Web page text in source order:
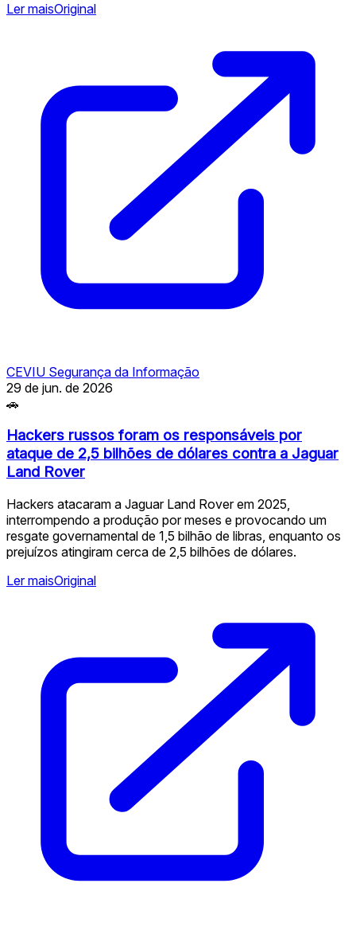
Ler maisOriginal
CEVIU Segurança da Informação
29 de jun. de 2026
🚗
Hackers russos foram os responsáveis por
ataque de 2,5 bilhões de dólares contra a Jaguar
Land Rover
Hackers atacaram a Jaguar Land Rover em 2025,
interrompendo a produção por meses e provocando um
resgate governamental de 1,5 bilhão de libras, enquanto os
prejuízos atingiram cerca de 2,5 bilhões de dólares.
Ler maisOriginal